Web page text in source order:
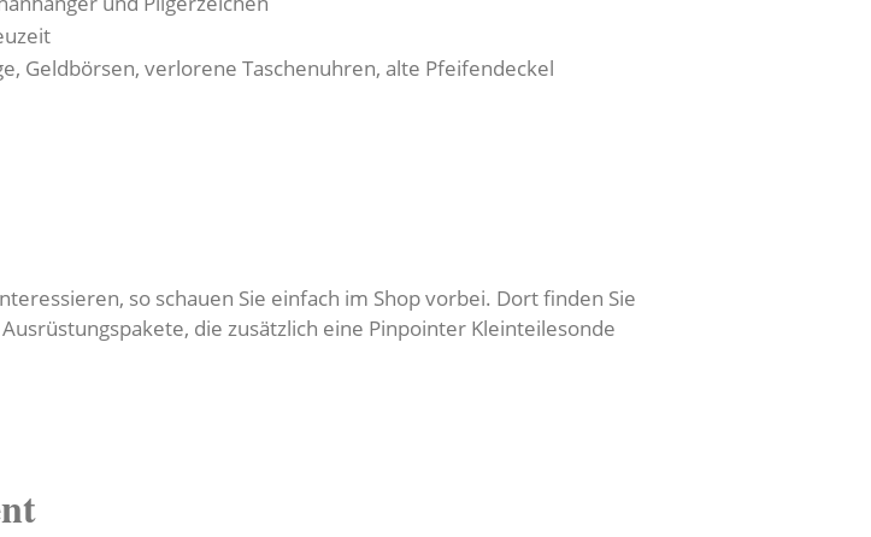
Geldbörsen, verlorene Taschenuhren, alte Pfeifendeckel
so schauen Sie einfach im Shop vorbei. Dort finden Sie
die zusätzlich eine Pinpointer Kleinteilesonde